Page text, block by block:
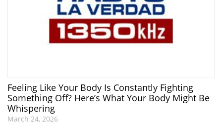
Feeling Like Your Body Is Constantly Fighting
Something Off? Here’s What Your Body Might Be
Whispering
March 24, 2026